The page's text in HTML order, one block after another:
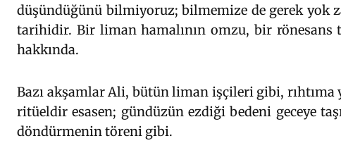
düşündüğünü bilmiyoruz; bilmemize de gerek yok
tarihidir. Bir liman hamalının omzu, bir
hakkında.
Bazı akşamlar Ali, bütün liman işçileri gibi, rıhtıma
ritüeldir esasen; gündüzün ezdiği bedeni geceye
döndürmenin töreni gibi.